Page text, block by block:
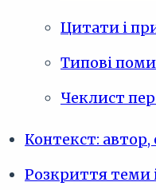
Цитати і
Типові
Чеклист
Контекст: автор,
Розкриття теми